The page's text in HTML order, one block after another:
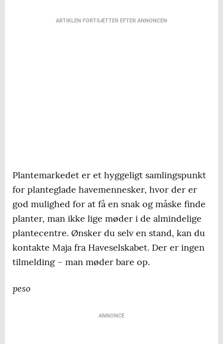
ARTIKLEN FORTSÆTTER EFTER ANNONCEN
Plantemarkedet er et hyggeligt samlingspunkt
for planteglade havemennesker, hvor der er
god mulighed for at få en snak og måske finde
planter, man ikke lige møder i de almindelige
plantecentre. Ønsker du selv en stand, kan du
kontakte Maja fra Haveselskabet. Der er ingen
tilmelding – man møder bare op.
peso
ANNONCE